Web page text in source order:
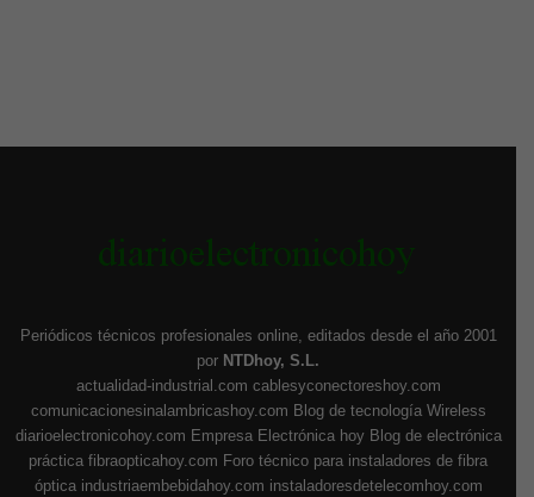
Periódicos técnicos profesionales online, editados desde el año 2001
por NTDhoy, S.L.
actualidad-industrial.com cablesyconectoreshoy.com
comunicacionesinalambricashoy.com Blog de tecnología Wireless
diarioelectronicohoy.com Empresa Electrónica hoy Blog de electrónica
práctica fibraopticahoy.com Foro técnico para instaladores de fibra
óptica industriaembebidahoy.com instaladoresdetelecomhoy.com